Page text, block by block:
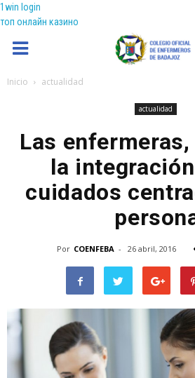
1win login
топ онлайн казино
Coenfeba
Inicio actualidad
actualidad
Las
la
cuidados
Por COENFEBA - 26 abril, 2016